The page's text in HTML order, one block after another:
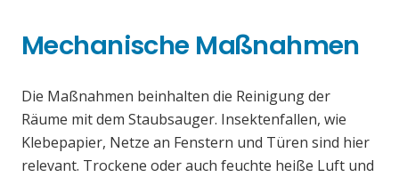
Mechanische Maßnahmen
Die Maßnahmen beinhalten die Reinigung der
Räume mit dem Staubsauger. Insektenfallen, wie
Klebepapier, Netze an Fenstern und Türen sind hier
relevant. Trockene oder auch feuchte heiße Luft und